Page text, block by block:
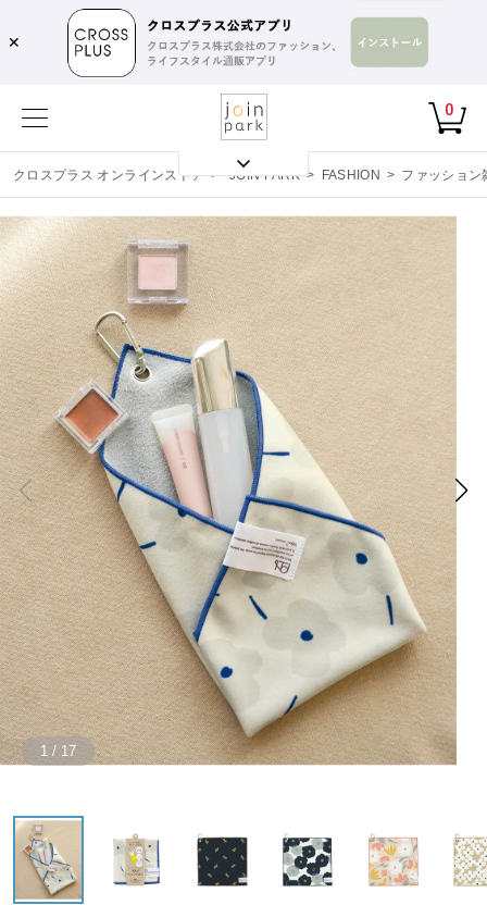
✕
0
クロスプラス オンラインストア > JOIN PARK > FASHION > ファッション
1 / 17